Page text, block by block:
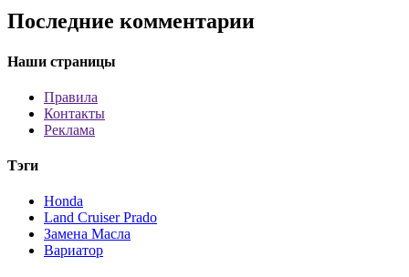
Последние комментарии
Наши страницы
Правила
Контакты
Реклама
Тэги
Honda
Land Cruiser Prado
Замена Масла
Вариатор